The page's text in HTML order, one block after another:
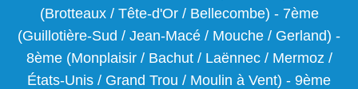
(Brotteaux / Tête-d'Or / Bellecombe) - 7ème
(Guillotière-Sud / Jean-Macé / Mouche / Gerland) -
8ème(Monplaisir / Bachut / Laënnec / Mermoz /
États-Unis / Grand Trou / Moulin à Vent) - 9ème